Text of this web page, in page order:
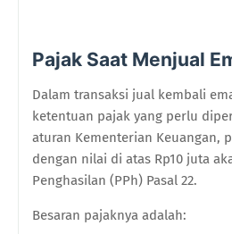
Pajak Saat Menjual
Dalam transaksi jual kembali
ketentuan pajak yang perlu
aturan Kementerian Keuangan,
dengan nilai di atas Rp10 juta
Penghasilan (PPh) Pasal 22.
Besaran pajaknya adalah: